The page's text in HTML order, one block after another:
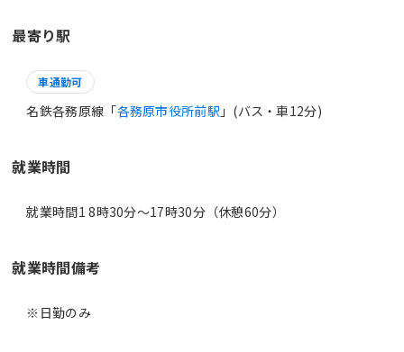
最寄り駅
車通勤可
名鉄各務原線「各務原市役所前駅 」(バス・車12分)
就業時間
就業時間1 8時30分〜17時30分（休憩60分）
就業時間備考
※日勤のみ